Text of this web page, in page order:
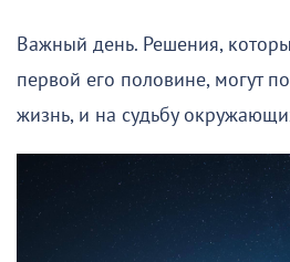
Важный день. Решения,
первой его половине, могут
жизнь, и на судьбу